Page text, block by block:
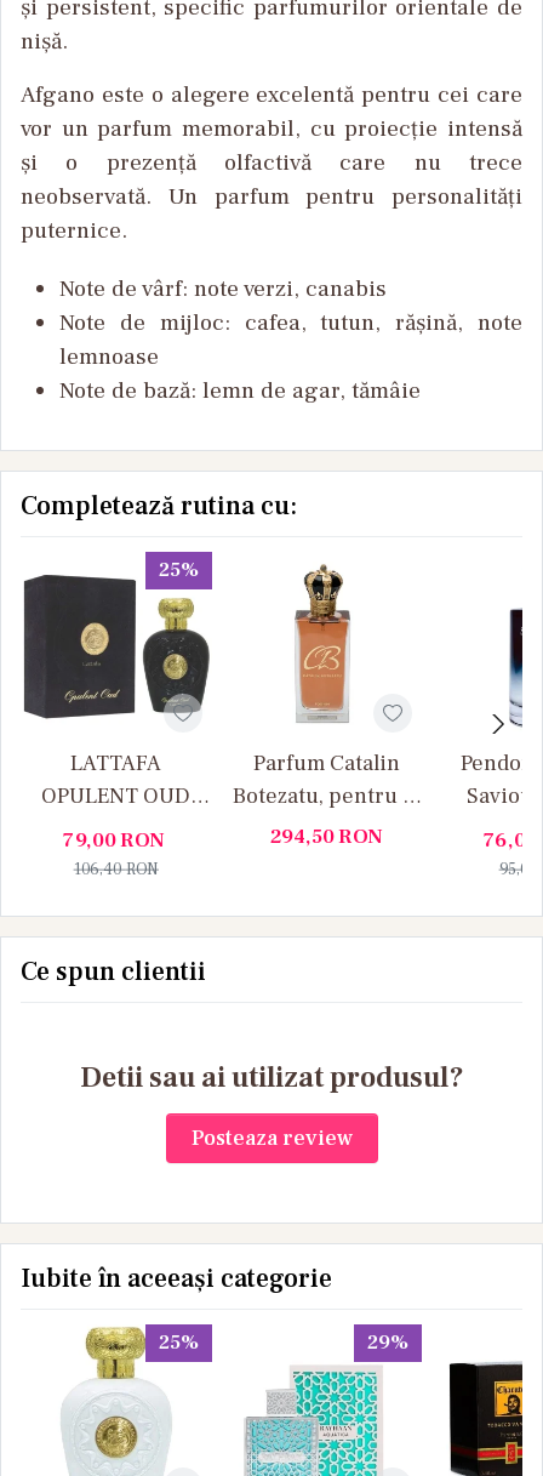
și persistent, specific parfumurilor orientale de
nișă.
Afgano este o alegere excelentă pentru cei care
vor un parfum memorabil, cuproiecție intensă
și o prezență olfactivă care nutrece
neobservată. Un parfumpentru personalități
puternice.
Note de vârf: note verzi, canabis
Note de mijloc: cafea,tutun,rășină, note
lemnoase
Note de bază: lemn de agar, tămâie
Completează rutina cu:
25%
LATTAFA
OPULENT OUD
100ML
79,00RON
106,40RON
Parfum Catalin
Botezatu, pentru El
- 100ml
294,50RON 76,00
95,00
Ce spun clientii
Detii sau ai utilizat produsul?
Posteaza review
Iubite în aceeași categorie
25% 29%